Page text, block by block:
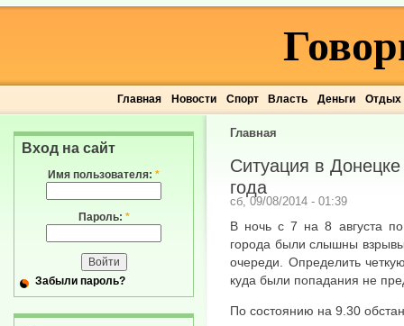
Главная Новости Спорт Власть Деньги Отдых
Главная
Ситуация в Донецке
года
сб, 09/08/2014 - 01:39
В ночь с 7 на 8 августа
города были слышны
очереди. Определить
куда были попадания не
По состоянию на 9.30
Вход на сайт
Имя пользователя: *
Пароль: *
Забыли пароль?